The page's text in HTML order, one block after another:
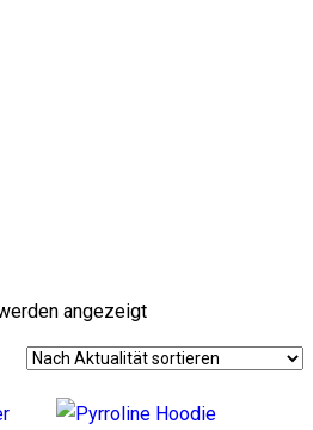
angezeigtNach
Aktualität
sortiert